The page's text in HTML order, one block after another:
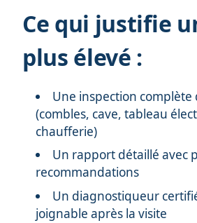
Ce qui justifie
plus élevé :
Une inspection complète
(combles, cave, tableau
chaufferie)
Un rapport détaillé avec
recommandations
Un diagnostiqueur
joignable après la visite